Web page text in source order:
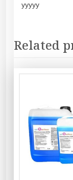
yyyyy
Related